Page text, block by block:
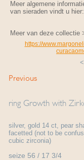
Meer algemene
van sieraden vindt u hier:
Meer van deze collectie
https://
Previous
ring Growth with
silver, gold 14 ct, pear
facetted (not to be
cubic zirconia)
seize 56 / 17 3/4